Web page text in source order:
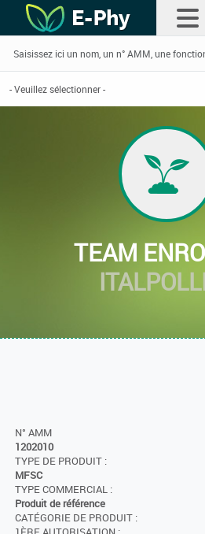
TEAM
N° AMM
1202010
TYPE DE PRODUIT :
MFSC
TYPE COMMERCIAL :
Produit de référence
CATÉGORIE DE PRODUIT :